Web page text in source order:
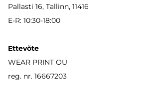
Pallasti 16, Tallinn, 11416
E-R: 10:30-18:00
Ettevõte
WEAR PRINT OÜ
reg. nr. 16667203